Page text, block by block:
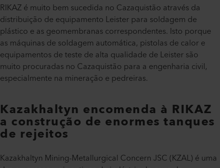
RIKAZ é muito bem sucedida no Cazaquistão através da
distribuição de equipamento Leister para soldagem de
plástico e as geomembranas correspondentes. Isto porque
as máquinas de soldagem automática, pistolas de calor e
equipamentos de teste de alta qualidade de Leister são
muito procuradas no Cazaquistão para a engenharia civil,
especialmente na mineração e pedreiras.
Kazakhaltyn encomenda à RIKAZ
a construção de enormes tanques
de rejeitos
Kazakhaltyn Mining-Metallurgical Concern JSC (KZAL) é uma